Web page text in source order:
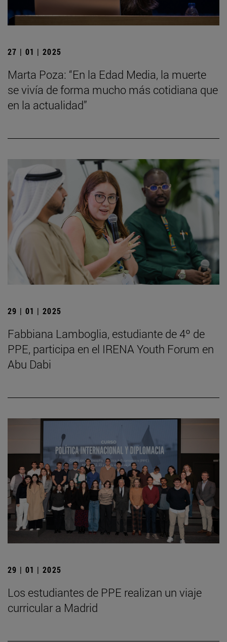
27 | 01 | 2025
Marta Poza: “En la Edad Media, la muerte
se vivía de forma mucho más cotidiana que
en la actualidad”
29 | 01 | 2025
Fabbiana Lamboglia, estudiante de 4º de
PPE, participa en el IRENA Youth Forum en
Abu Dabi
29 | 01 | 2025
Los estudiantes de PPE realizan un viaje
curricular a Madrid